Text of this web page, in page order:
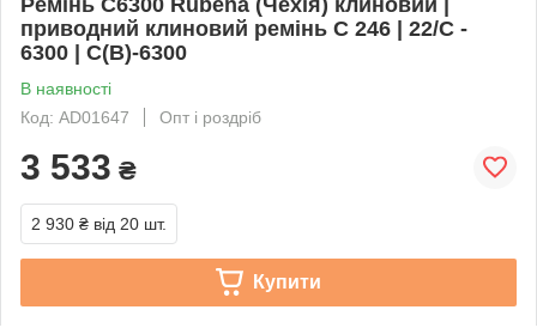
приводний клиновий ремінь C 246 | 22/C -
6300 | С(В)-6300
В наявності
Код: AD01647
Опт і роздріб
3 533 ₴
2 930 ₴ від 20 шт.
Купити